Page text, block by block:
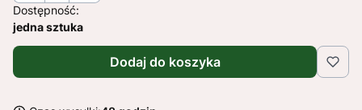
Dostępność:
jedna sztuka
Dodaj do koszyka